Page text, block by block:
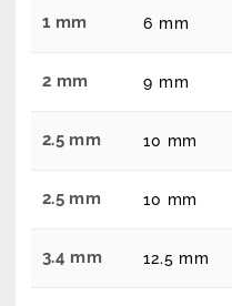
1 mm 6 mm
2 mm 9 mm
2.5 mm 10 mm
2.5 mm 10 mm
3.4 mm 12.5 mm